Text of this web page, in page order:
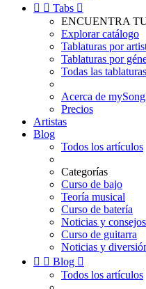
  Tabs 
ENCUENTRA
Explorar catálogo
Tablaturas por
Tablaturas por
Todas las tablaturas
Acerca de
Precios
Artistas
Blog
Todos los artículos
Categorías
Curso de bajo
Teoría musical
Curso de batería
Noticias y
Curso de guitarra
Noticias y
  Blog 
Todos los artículos